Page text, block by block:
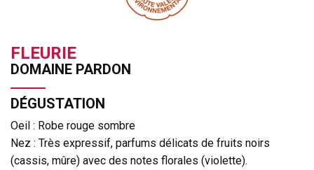
FLEURIE
DOMAINE PARDON
DÉGUSTATION
Oeil : Robe rouge sombre
Nez : Très expressif, parfums délicats de fruits noirs
(cassis, mûre) avec des notes florales (violette).